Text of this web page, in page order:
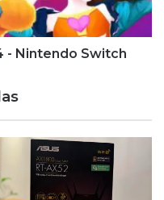
- Nintendo Switch